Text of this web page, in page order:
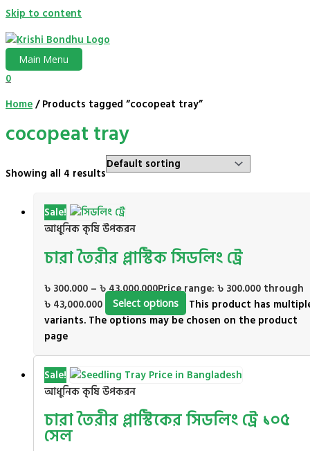
Skip to content
Main Menu
0
Home/ Products tagged “cocopeat tray”
cocopeat tray
Showing all 4 results
Sale!
আধুনিক কৃষি উপকরন
চারা তৈরীর প্লাস্টিক সিডলিং ট্রে
৳ 300.000 – ৳43,000.000Price range: ৳ 300.000 through
৳ 43,000.000
Select options
This product has
variants. The options may be chosen on the product
page
Sale!
আধুনিক কৃষি উপকরন
চারা তৈরীর প্লাস্টিকের সিডলিং ট্রে ১০৫
সেল